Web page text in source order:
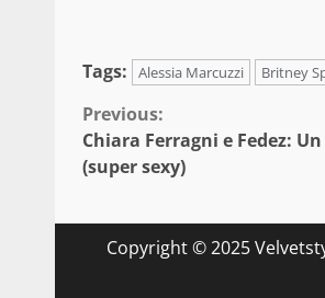
Tags: Alessia Marcuzzi Britney
Continue
Reading
Previous:
Chiara Ferragni e Fedez:
(super sexy)
Copyright © 2025